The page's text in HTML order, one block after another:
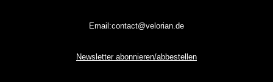
Email:contact@velorian.de
Newsletter abonnieren/abbestellen